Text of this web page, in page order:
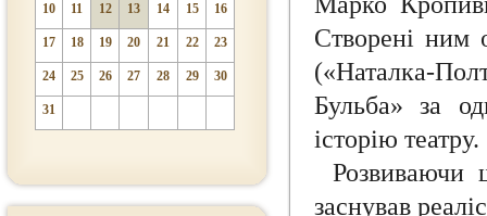
10 11 12 13 14 15 16
17 18 19 20 21 22 23
24 25 26 27 28 29 30
31
Створені ним
(«Наталка-
Бульба» за
історію театру.
Розвиваючи
заснував